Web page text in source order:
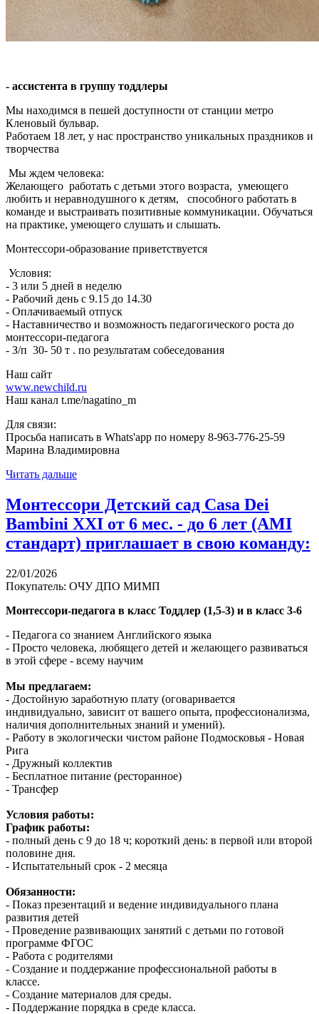
- асcистента в группу тоддлеры
Мы находимся в пешей доступности от станции метро
Кленовый бульвар.
Работаем 18 лет, у нас пространство уникальных праздников и
творчества
Мы ждем человека:
Желающего работать с детьми этого возраста, умеющего
любить и неравнодушного к детям, способного работать в
команде и выстраивать позитивные коммуникации. Обучаться
на практике, умеющего слушать и слышать.
Монтессори-образование приветствуется
Условия:
- 3 или 5 дней в неделю
- Рабочий день с 9.15 до 14.30
- Оплачиваемый отпуск
- Наставничество и возможность педагогического роста до
монтессори-педагога
- З/п 30- 50 т . по результатам собеседования
Наш сайт
www.newchild.ru
Наш канал t.me/nagatino_m
Для связи:
Просьба написать в Whats'app по номеру 8-963-776-25-59
Марина Владимировна
Читать дальше
Монтессори Детский сад Casa Dei
Bambini XXI от 6 мес. - до 6 лет (AMI
стандарт) приглашает в свою команду:
22/01/2026
Покупатель: ОЧУ ДПО МИМП
Монтессори-педагога в класс Тоддлер (1,5-3) и в класс 3-6
- Педагога со знанием Английского языка
- Просто человека, любящего детей и желающего развиваться
в этой сфере - всему научим
Мы предлагаем:
- Достойную заработную плату (оговаривается
индивидуально, зависит от вашего опыта, профессионализма,
наличия дополнительных знаний и умений).
- Работу в экологически чистом районе Подмосковья - Новая
Рига
- Дружный коллектив
- Бесплатное питание (ресторанное)
- Трансфер
Условия работы:
График работы:
- полный день с 9 до 18 ч; короткий день: в первой или второй
половине дня.
- Испытательный срок - 2 месяца
Обязанности:
- Показ презентаций и ведение индивидуального плана
развития детей
- Проведение развивающих занятий с детьми по готовой
программе ФГОС
- Работа с родителями
- Создание и поддержание профессиональной работы в
классе.
- Создание материалов для среды.
- Поддержание порядка в среде класса.